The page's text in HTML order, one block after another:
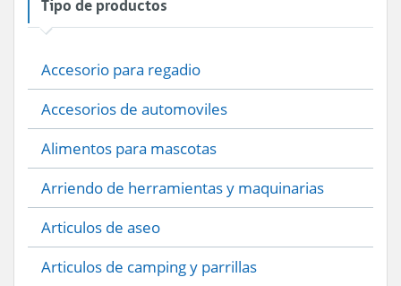
Tipo de productos
Accesorio para regadio
Accesorios de automoviles
Alimentos para mascotas
Arriendo de herramientas y maquinarias
Articulos de aseo
Articulos de camping y parrillas